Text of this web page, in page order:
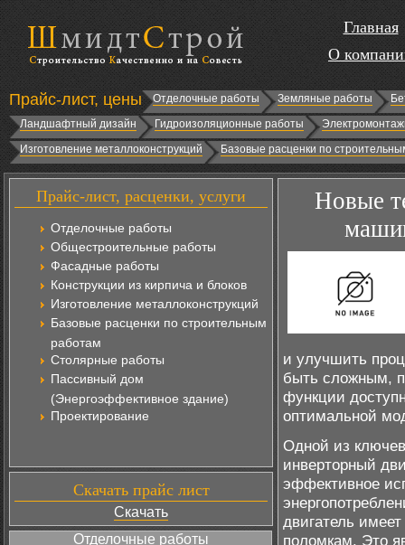
Главная
О
Прайс-лист, цены Отделочные работы Земляные работы
Ландшафтный дизайн
Гидроизоляционные работы
Изготовление металлоконструкций
Базовые расценки по
Прайс-лист, расценки, услуги
Отделочные работы
Общестроительные работы
Фасадные работы
Конструкции из кирпича и блоков
Изготовление металлоконструкций
Базовые расценки по строительным
работам
Столярные работы
Пассивный дом
(Энергоэффективное здание)
Проектирование
Скачать прайс лист
Скачать
Отделочные работы
Новые
и улучшить
быть сложным,
функции
оптимальной
Одной из
инверторный
эффективное
двигатель
поломкам. Это